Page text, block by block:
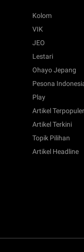
Kolom
VIK
JEO
Lestari
Ohayo Jepang
Pesona
Play
Artikel Terpopuler
Artikel Terkini
Topik Pilihan
Artikel Headline